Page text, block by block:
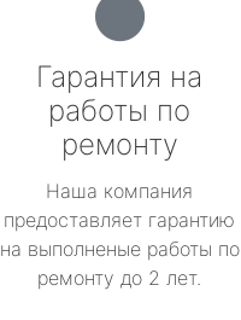
Гарантия на
работы по
ремонту
Наша компания
предоставляет гарантию
на выполненые работы по
ремонту до 2 лет.